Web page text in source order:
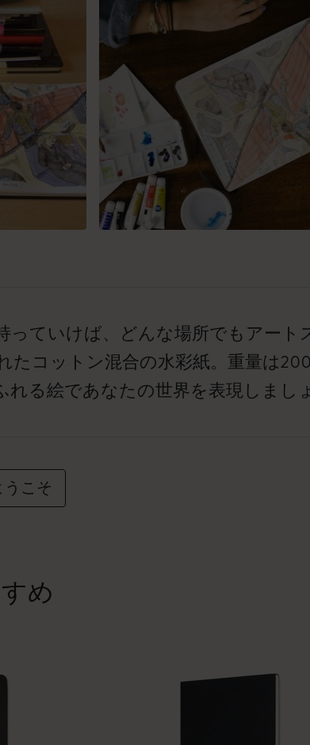
ていけば、どんな場所でもアート
コットン混合の水彩紙。重量は200
る絵であなたの世界を表現しましょ
こそ
め